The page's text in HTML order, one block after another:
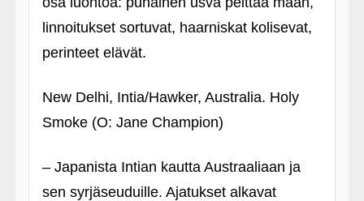
linnoitukset sortuvat, haarniskat kolisevat,
perinteet elävät.
New Delhi, Intia/Hawker, Australia. Holy
Smoke (O: Jane Champion)
– Japanista Intian kautta Austraaliaan ja
sen syrjäseuduille. Ajatukset alkavat